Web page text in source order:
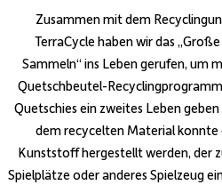
Zusammen mit dem
TerraCycle haben wir das
Sammeln“ ins Leben gerufen, um
Quetschbeutel-
Quetschies ein zweites Leben
dem recycelten Material konnte
Kunststoff hergestellt werden, der
Spielplätze oder anderes Spielzeug